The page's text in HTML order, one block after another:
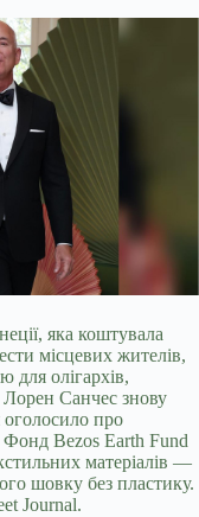
яка коштувала
місцевих жителів,
для олігархів,
Санчес знову
про
Фонд Bezos Earth Fund
матеріалів —
шовку без пластику.
Journal.